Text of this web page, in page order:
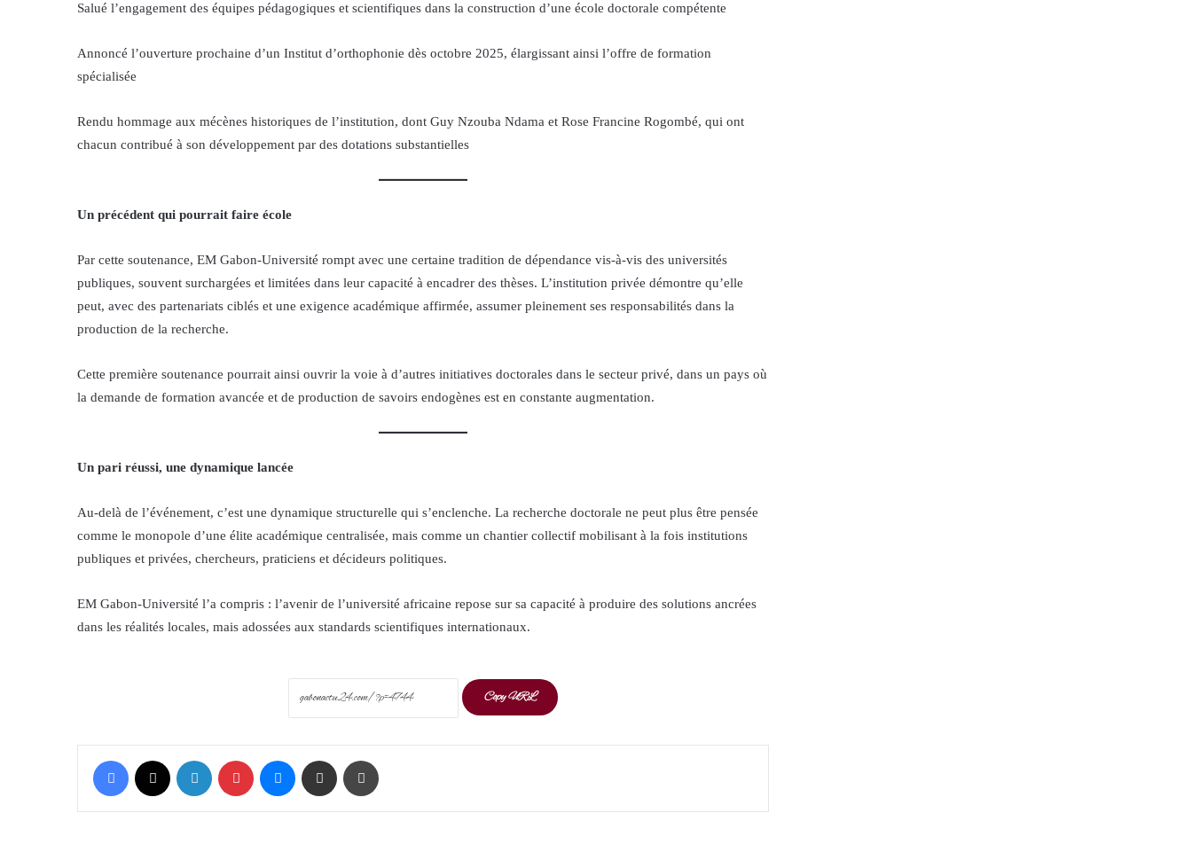
Salué l’engagement des équipes pédagogiques et scientifiques dans la construction d’une école doctorale compétente
Annoncé l’ouverture prochaine d’un Institut d’orthophonie dès octobre 2025, élargissant ainsi l’offre de formation
spécialisée
Rendu hommage aux mécènes historiques de l’institution, dont Guy Nzouba Ndama et Rose Francine Rogombé, qui ont
chacun contribué à son développement par des dotations substantielles
Un précédent qui pourrait faire école
Par cette soutenance, EM Gabon-Université rompt avec une certaine tradition de dépendance vis-à-vis des universités
publiques, souvent surchargées et limitées dans leur capacité à encadrer des thèses. L’institution privée démontre qu’elle
peut, avec des partenariats ciblés et une exigence académique affirmée, assumer pleinement ses responsabilités dans la
production de la recherche.
Cette première soutenance pourrait ainsi ouvrir la voie à d’autres initiatives doctorales dans le secteur privé, dans un pays où
la demande de formation avancée et de production de savoirs endogènes est en constante augmentation.
Un pari réussi, une dynamique lancée
Au-delà de l’événement, c’est une dynamique structurelle qui s’enclenche. La recherche doctorale ne peut plus être pensée
comme le monopole d’une élite académique centralisée, mais comme un chantier collectif mobilisant à la fois institutions
publiques et privées, chercheurs, praticiens et décideurs politiques.
EM Gabon-Université l’a compris : l’avenir de l’université africaine repose sur sa capacité à produire des solutions ancrées
dans les réalités locales, mais adossées aux standards scientifiques internationaux.
Copy URL
Facebook LinkedIn Pinterest Messenger Share via Email